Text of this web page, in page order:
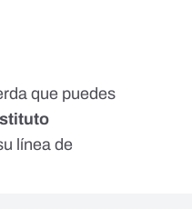
que puedes
línea de